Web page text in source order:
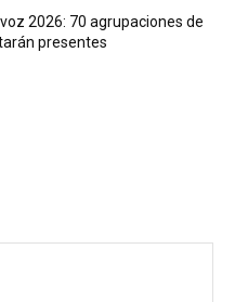
2026: 70 agrupaciones de
presentes